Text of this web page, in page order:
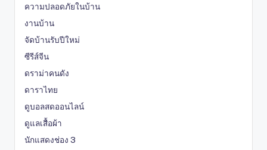
ความปลอดภัยในบ้าน
งานบ้าน
จัดบ้านรับปีใหม่
ซีรีส์จีน
ดราม่าคนดัง
ดาราไทย
ดูบอลสดออนไลน์
ดูแลเสื้อผ้า
นักแสดงช่อง 3